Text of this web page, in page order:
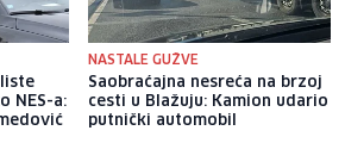
NES-a:
NASTALE GUŽVE
Saobraćajna nesreća na brzoj
cesti u Blažuju: Kamion udario
putnički automobil